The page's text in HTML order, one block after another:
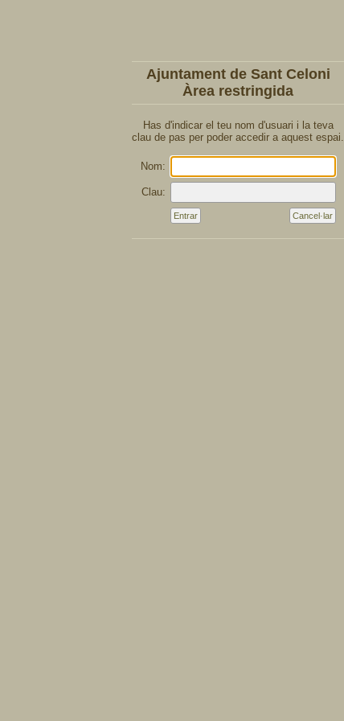
Ajuntament de Sant Celoni
Àrea restringida
Has d'indicar el teu nom d'usuari i la teva
clau de pas per poder accedir a aquest espai.
Nom:
Clau: